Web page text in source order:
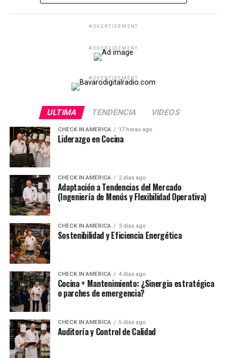
ADVERTISEMENT
ADVERTISEMENT
ADVERTISEMENT
ULTIMA TENDENCIA VIDEOS
CHECK IN AMERICA 17 horas ago
Liderazgo en Cocina
CHECK IN AMERICA 2 días ago
Adaptación a Tendencias del Mercado
(Ingeniería de Menús y Flexibilidad Operativa)
CHECK IN AMERICA 3 días ago
Sostenibilidad y Eficiencia Energética
CHECK IN AMERICA 4 días ago
Cocina + Mantenimiento: ¿Sinergia estratégica
o parches de emergencia?
CHECK IN AMERICA 5 días ago
Auditoría y Control de Calidad